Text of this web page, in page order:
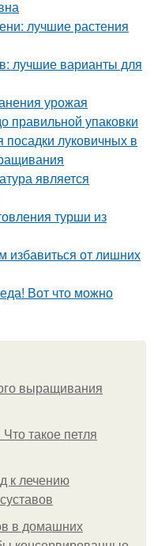
лучшие растения
лучшие варианты для
урожая
правильной упаковки
луковичных в
является
турши из
избавиться от лишних
Вот что можно
выращивания
такое петля
к лечению
в домашних